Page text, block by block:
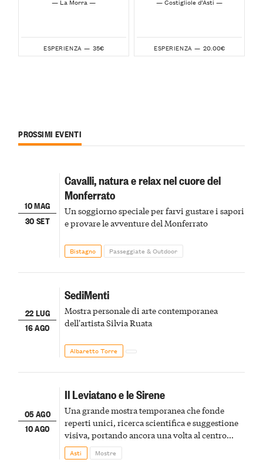
ESPERIENZA — 35€ ESPERIENZA — 20.00€
PROSSIMI EVENTI
10 MAG
30 SET
Cavalli, natura e relax nel cuore del
Monferrato
Un soggiorno speciale per farvi gustare i sapori
e provare le avventure del Monferrato
Bistagno Passeggiate & Outdoor
22 LUG
16 AGO
SediMenti
Mostra personale di arte contemporanea
dell'artista Silvia Ruata
Albaretto Torre
05 AGO
10 AGO
Il Leviatano e le Sirene
Una grande mostra temporanea che fonde
reperti unici, ricerca scientifica e suggestione
visiva, portando ancora una volta al centro
della scena le meraviglie del passato astigiano
Asti Mostre